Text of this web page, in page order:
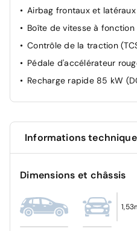
freinage EBD
Alerte franchissement de
Appel d'urgence e-Call
Détecteur de fatigue
ESP - Contrôle dynamique
Airbag frontaux et
Boîte de vitesse à fonction
Contrôle de la traction
Pédale d'accélérateur
Recharge rapide 85 kW
Informations
Dimensions et châssis